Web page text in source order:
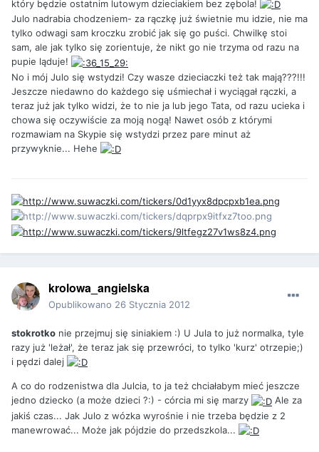
który będzie ostatnim lutowym dzieciakiem bez zębola!
Julo nadrabia chodzeniem- za rączkę już świetnie mu idzie, nie ma
tylko odwagi sam kroczku zrobić jak się go puści. Chwilkę stoi
sam, ale jak tylko się zorientuje, że nikt go nie trzyma od razu na
pupie ląduje!
No i mój Julo się wstydzi! Czy wasze dzieciaczki też tak mają???!!!
Jeszcze niedawno do każdego się uśmiechał i wyciągał rączki, a
teraz już jak tylko widzi, że to nie ja lub jego Tata, od razu ucieka i
chowa się oczywiście za moją nogą! Nawet osób z którymi
rozmawiam na Skypie się wstydzi przez pare minut aż
przywyknie... Hehe
krolowa_angielska
Opublikowano 26 Stycznia 2012
stokrotko nie przejmuj się siniakiem :) U Jula to już normalka, tyle
razy już 'leżał', że teraz jak się przewróci, to tylko 'kurz' otrzepie;)
i pędzi dalej
A co do rodzenistwa dla Julcia, to ja też chciałabym mieć jeszcze
jedno dziecko (a może dzieci ?:) - córcia mi się marzy
Ale za
jakiś czas... Jak Julo z wózka wyrośnie i nie trzeba będzie z 2
manewrować... Może jak pójdzie do przedszkola...